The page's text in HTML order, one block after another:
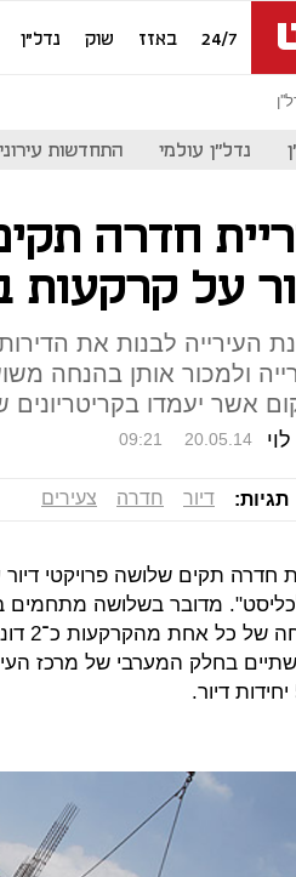
24/7 באזז שוק נדל"ן
נדל"ן עולמי התחדשות
חדרה
על קרקעות
העירייה לבנות את
אשר יעמדו בקריטריונים
09:21 20.05.14
תגיות: דיור חדרה צעירים
חדרה תקים שלושה פרויקטי
שתיים בחלק המערבי של מרכז